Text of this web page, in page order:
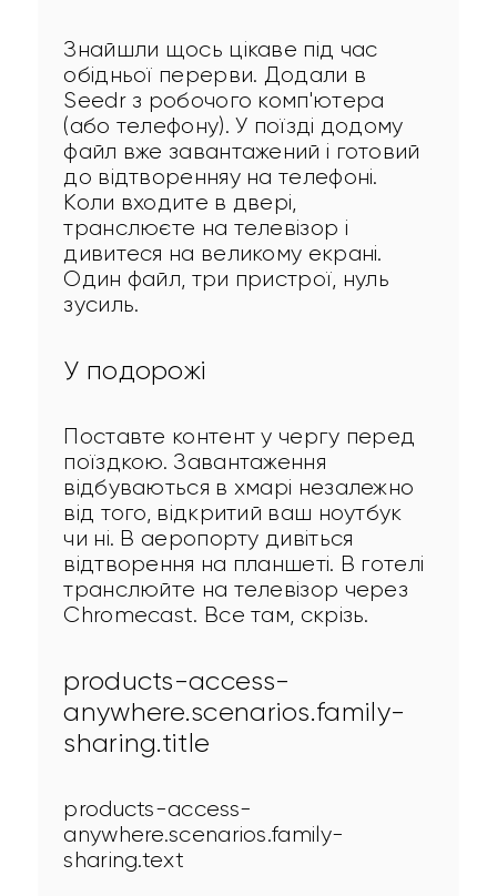
Знайшли щось цікаве під час
обідньої перерви. Додали в
Seedr з робочого комп'ютера
(або телефону). У поїзді додому
файл вже завантажений і готовий
до відтворенняу на телефоні.
Коли входите в двері,
транслюєте на телевізор і
дивитеся на великому екрані.
Один файл, три пристрої, нуль
зусиль.
У подорожі
Поставте контент у чергу перед
поїздкою. Завантаження
відбуваються в хмарі незалежно
від того, відкритий ваш ноутбук
чи ні. В аеропорту дивіться
відтворення на планшеті. В готелі
транслюйте на телевізор через
Chromecast. Все там, скрізь.
products-access-
anywhere.scenarios.family-
sharing.title
products-access-
anywhere.scenarios.family-
sharing.text